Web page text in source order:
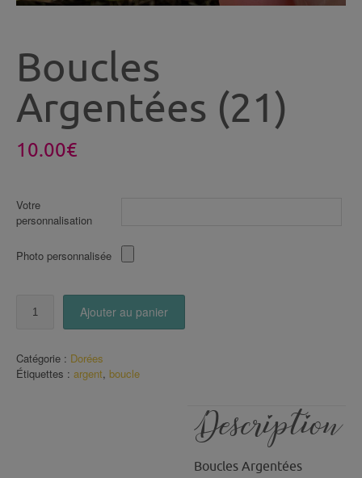
Boucles
Argentées (21)
10.00€
Votre
personnalisation
Photo personnalisée
(21)
Ajouter au panier
Catégorie : Dorées
Étiquettes : argent, boucle
Description
Boucles Argentées